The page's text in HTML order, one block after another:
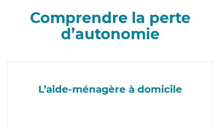
Comprendre la perte
d’autonomie
L’aide-ménagère à domicile